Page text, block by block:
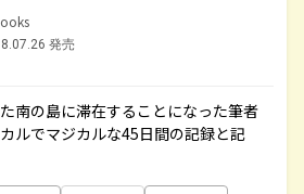
発売
南の島に滞在することになった筆者
ルでマジカルな45日間の記録と記